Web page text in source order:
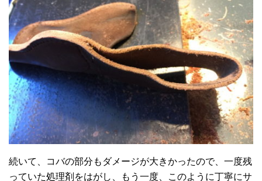
続いて、コバの部分もダメージが大きかったので、一度残
っていた処理剤をはがし、もう一度、このように丁寧にサ